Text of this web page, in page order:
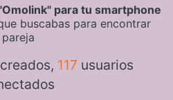
para tu smartphone
buscabas para encontrar
pareja
117 usuarios